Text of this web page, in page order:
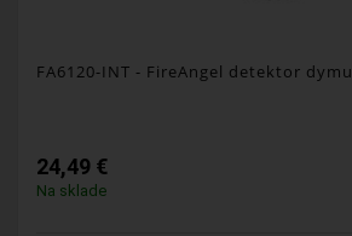
FA6120-INT - FireAngel detektor dymu
24,49 €
Na sklade